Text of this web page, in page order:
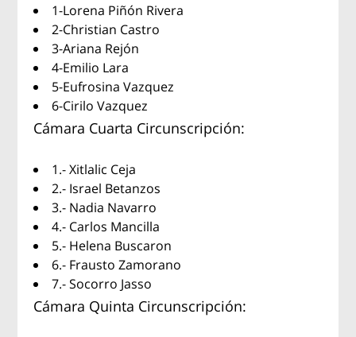
1-Lorena Piñón Rivera
2-Christian Castro
3-Ariana Rejón
4-Emilio Lara
5-Eufrosina Vazquez
6-Cirilo Vazquez
Cámara Cuarta Circunscripción:
1.- Xitlalic Ceja
2.- Israel Betanzos
3.- Nadia Navarro
4.- Carlos Mancilla
5.- Helena Buscaron
6.- Frausto Zamorano
7.- Socorro Jasso
Cámara Quinta Circunscripción: